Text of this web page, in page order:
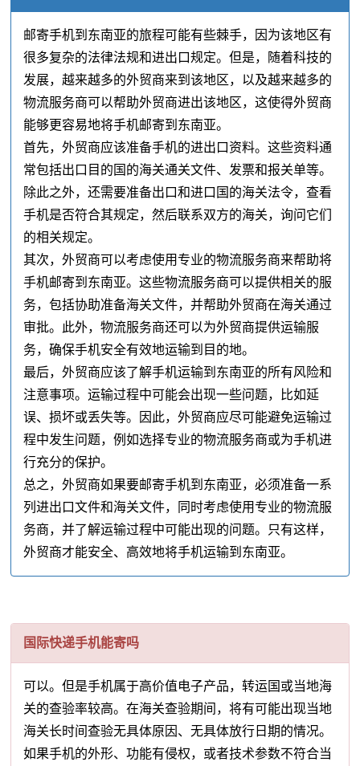
邮寄手机到东南亚的旅程可能有些棘手，因为该地区有
很多复杂的法律法规和进出口规定。但是，随着科技的
发展，越来越多的外贸商来到该地区，以及越来越多的
物流服务商可以帮助外贸商进出该地区，这使得外贸商
能够更容易地将手机邮寄到东南亚。
首先，外贸商应该准备手机的进出口资料。这些资料通
常包括出口目的国的海关通关文件、发票和报关单等。
除此之外，还需要准备出口和进口国的海关法令，查看
手机是否符合其规定，然后联系双方的海关，询问它们
的相关规定。
其次，外贸商可以考虑使用专业的物流服务商来帮助将
手机邮寄到东南亚。这些物流服务商可以提供相关的服
务，包括协助准备海关文件，并帮助外贸商在海关通过
审批。此外，物流服务商还可以为外贸商提供运输服
务，确保手机安全有效地运输到目的地。
最后，外贸商应该了解手机运输到东南亚的所有风险和
注意事项。运输过程中可能会出现一些问题，比如延
误、损坏或丢失等。因此，外贸商应尽可能避免运输过
程中发生问题，例如选择专业的物流服务商或为手机进
行充分的保护。
总之，外贸商如果要邮寄手机到东南亚，必须准备一系
列进出口文件和海关文件，同时考虑使用专业的物流服
务商，并了解运输过程中可能出现的问题。只有这样，
外贸商才能安全、高效地将手机运输到东南亚。
国际快递手机能寄吗
可以。但是手机属于高价值电子产品，转运国或当地海
关的查验率较高。在海关查验期间，将有可能出现当地
海关长时间查验无具体原因、无具体放行日期的情况。
如果手机的外形、功能有侵权，或者技术参数不符合当